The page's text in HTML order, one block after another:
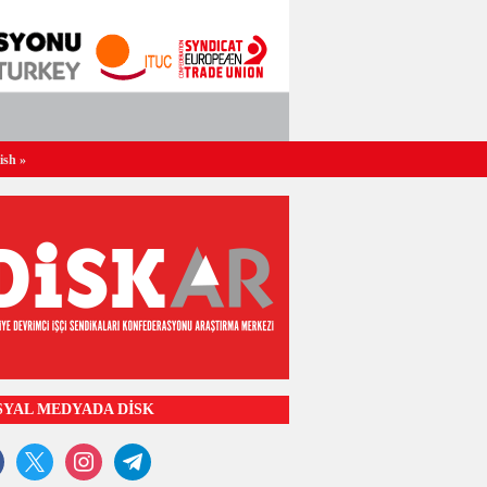
»
MEDYADA DİSK
x instagramtelegram